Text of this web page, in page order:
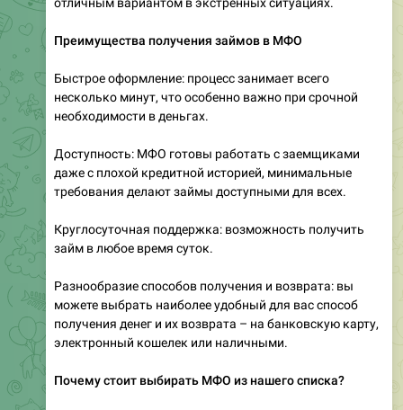
Преимущества получения займов в МФО
Быстрое оформление: процесс занимает всего
несколько минут, что особенно важно при срочной
необходимости в деньгах.
Доступность: МФО готовы работать с заемщиками
даже с плохой кредитной историей, минимальные
требования делают займы доступными для всех.
Круглосуточная поддержка: возможность получить
займ в любое время суток.
Разнообразие способов получения и возврата: вы
можете выбрать наиболее удобный для вас способ
получения денег и их возврата – на банковскую карту,
электронный кошелек или наличными.
Почему стоит выбирать МФО из нашего списка?